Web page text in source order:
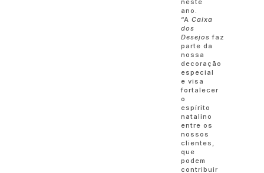
neste
ano.
“A Caixa
dos
Desejos faz
parte da
nossa
decoração
especial
e visa
fortalecer
o
espírito
natalino
entre os
nossos
clientes,
que
podem
contribuir